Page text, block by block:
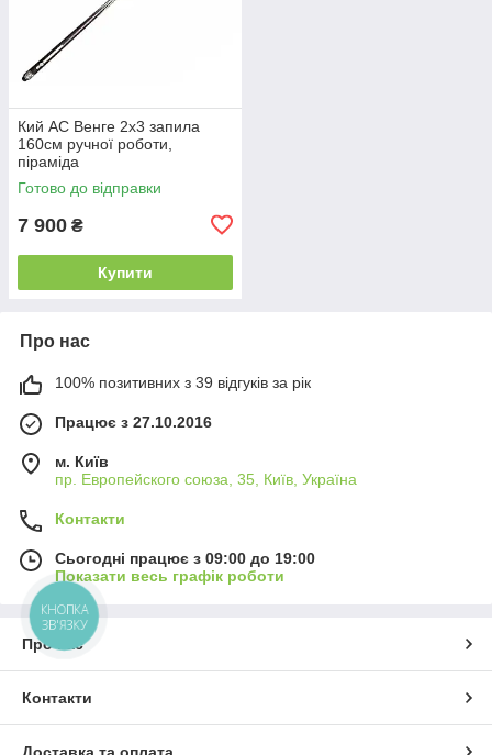
Кий АС Венге 2х3 запила
160см ручної роботи,
піраміда
Готово до відправки
7 900 ₴
Купити
Про нас
100% позитивних з 39 відгуків за рік
Працює з 27.10.2016
м. Київ
пр. Европейского союза, 35, Київ, Україна
Контакти
Сьогодні працює з 09:00 до 19:00
Показати весь графік роботи
Про нас
Контакти
КНОПКА
ЗВ'ЯЗКУ